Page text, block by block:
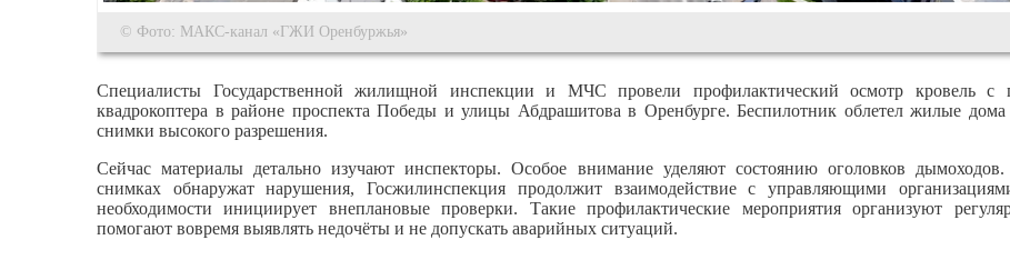
© Фото: МАКС-канал «ГЖИ Оренбуржья»
Специалисты Государственной жилищной инспекции и МЧС провели профилактический осмотр кровель с
квадрокоптера в районе проспекта Победы и улицы Абдрашитова в Оренбурге. Беспилотник облетел жилые дома
снимки высокого разрешения.
Сейчас материалы детально изучают инспекторы. Особое внимание уделяют состоянию оголовков
снимках обнаружат нарушения, Госжилинспекция продолжит взаимодействие с управляющими
необходимости инициирует внеплановые проверки. Такие профилактические мероприятия организуют
помогают вовремя выявлять недочёты и не допускать аварийных ситуаций.